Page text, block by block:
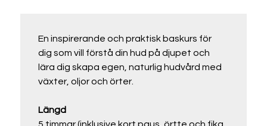
En inspirerande och praktisk baskurs för
dig som vill förstå din hud på djupet och
lära dig skapa egen, naturlig hudvård med
växter, oljor och örter.
Längd